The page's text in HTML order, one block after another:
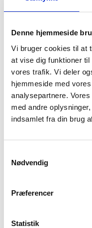
Denne hjemmeside
Vi bruger cookies til at
at vise dig funktioner
vores trafik. Vi deler
hjemmeside med
analysepartnere.
med andre
indsamlet fra din brug
Nødvendig
Præferencer
Statistik
imidlertid til
en ændring af ydelsen
kreditinstituttet giver
På grundlag heraf sker
for 2011, som
begyndelsen af det
fremkommer således:
ydelse
)
Eksempel 3.
Foreløbig rentesikring: